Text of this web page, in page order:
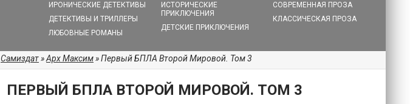
ИРОНИЧЕСКИЕ ДЕТЕКТИВЫ
ДЕТЕКТИВЫ И ТРИЛЛЕРЫ
ЛЮБОВНЫЕ РОМАНЫ
ИСТОРИЧЕСКИЕ
ПРИКЛЮЧЕНИЯ
ДЕТСКИЕ ПРИКЛЮЧЕНИЯ
СОВРЕМЕННАЯ ПРОЗА
КЛАССИЧЕСКАЯ ПРОЗА
Самиздат»Арх Максим» Первый БПЛА Второй Мировой. Том 3
ПЕРВЫЙ БПЛА ВТОРОЙ МИРОВОЙ. ТОМ 3